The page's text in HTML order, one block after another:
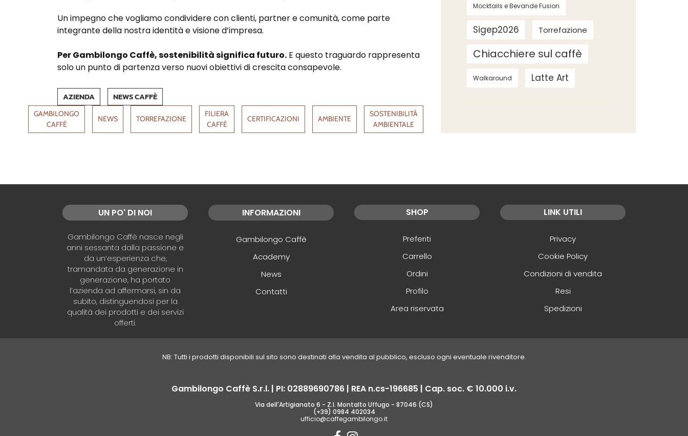
Un impegno che vogliamo condividere con clienti, partner e comunità, come parte
integrante della nostra identità e visione d’impresa.
Per Gambilongo Caffè, sostenibilità significa futuro. E questo traguardo rappresenta
solo un punto di partenza verso nuovi obiettivi di crescita consapevole.
AZIENDA NEWS CAFFÈ
GAMBILONGO
CAFFÈ
NEWS TORREFAZIONE
FILIERA
CAFFÈ
CERTIFICAZIONI AMBIENTE
SOSTENIBILITÀ
AMBIENTALE
Mocktails e Bevande Fusion
Sigep2026 Torrefazione
Chiacchiere sul caffè
Walkaround Latte Art
UN PO' DI NOI
Gambilongo Caffè nasce negli
anni sessanta dalla passione e
da un’esperienza che,
tramandata da generazione in
generazione, ha portato
l’azienda ad affermarsi, sin da
subito, distinguendosi per la
qualità dei prodotti e dei servizi
offerti.
INFORMAZIONI
Gambilongo Caffè
Academy
News
Contatti
SHOP
Preferiti
Carrello
Ordini
Profilo
Area riservata
LINK UTILI
Privacy
Cookie Policy
Condizioni di vendita
Resi
Spedizioni
NB: Tutti i prodotti disponibili sul sito sono destinati alla vendita al pubblico, escluso ogni eventuale rivenditore.
Gambilongo Caffè S.r.l. | PI: 02889690786 | REA n.cs-196685 | Cap. soc. € 10.000 i.v.
Via dell'Artigianato 6 - Z.I. Montalto Uffugo - 87046 (CS)
(+39) 0984 402034
ufficio@caffegambilongo.it